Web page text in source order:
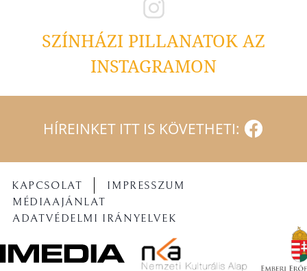
SZÍNHÁZI PILLANATOK AZ
INSTAGRAMON
HÍREINKET ITT IS KÖVETHETI:
KAPCSOLAT
IMPRESSZUM
MÉDIAAJÁNLAT
ADATVÉDELMI IRÁNYELVEK